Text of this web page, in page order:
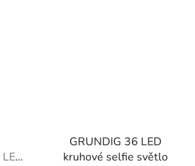
LED
GRUNDIG 36 LED
kruhové selfie světlo